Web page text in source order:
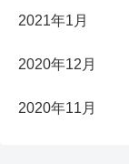
2021年1月
2020年12月
2020年11月